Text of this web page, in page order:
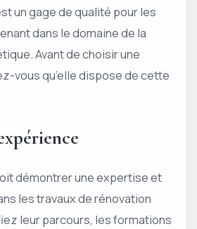
un gage de qualité pour les
dans le domaine de la
Avant de choisir une
vous qu’elle dispose de cette
démontrer une expertise et
les travaux de rénovation
leur parcours, les formations